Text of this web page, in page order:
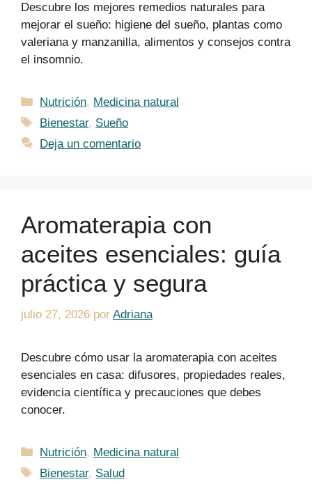
Descubre los mejores remedios naturales para
mejorar el sueño: higiene del sueño, plantas como
valeriana y manzanilla, alimentos y consejos contra
el insomnio.
Categorías
Nutrición, Medicina natural
Etiquetas
Bienestar, Sueño
Deja un comentario
Aromaterapia con
aceites esenciales: guía
práctica y segura
julio 27, 2026 por Adriana
Descubre cómo usar la aromaterapia con aceites
esenciales en casa: difusores, propiedades reales,
evidencia científica y precauciones que debes
conocer.
Categorías
Nutrición, Medicina natural
Etiquetas
Bienestar, Salud